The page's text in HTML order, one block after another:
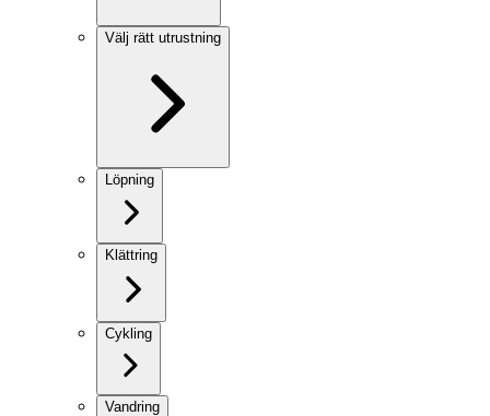
Välj rätt utrustning
Löpning
Klättring
Cykling
Vandring